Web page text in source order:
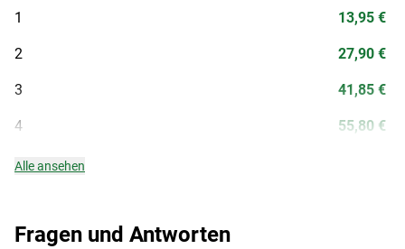
Fragen und Antworten
1
2
3
4
13,95 €
27,90 €
41,85 €
55,80 €
Alle ansehen